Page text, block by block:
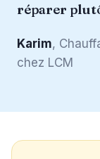
réparer
Karim,
chez LCM